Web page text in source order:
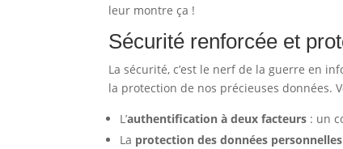
leur montre ça !
Sécurité renforcée et
La sécurité, c’est le nerf de la guerre en
la protection de nos précieuses données.
L’authentification à deux facteurs : un
La protection des données personnelles